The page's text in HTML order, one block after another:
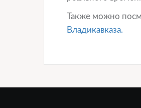
Также можно
Владикавказа.